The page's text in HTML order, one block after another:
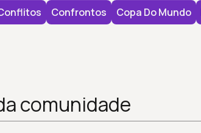
Confrontos Copa Do Mundo
comunidade